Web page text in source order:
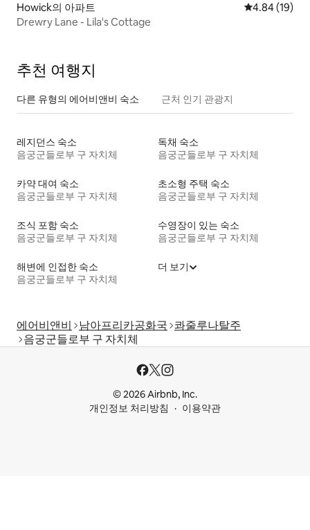
Howick의 아파트 평점 4.84점(5
4.84 (19)
Drewry Lane - Lila's Cottage
추천 여행지
다른 유형의 에어비앤비 숙소 근처 인기 관광지
레지던스 숙소
음궁군들로부 구 자치체
독채 숙소
음궁군들로부 구 자치체
카약 대여 숙소
음궁군들로부 구 자치체
초소형 주택 숙소
음궁군들로부 구 자치체
조식 포함 숙소
음궁군들로부 구 자치체
수영장이 있는 숙소
음궁군들로부 구 자치체
해변에 인접한 숙소
음궁군들로부 구 자치체
더 보기
에어비앤비 남아프리카공화국 콰줄루나탈주
음궁군들로부 구 자치체
© 2026 Airbnb, Inc.
개인정보 처리방침
이용약관